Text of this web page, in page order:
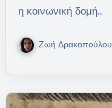
η κοινωνική δομή…
Ζωή Δρακοπούλου